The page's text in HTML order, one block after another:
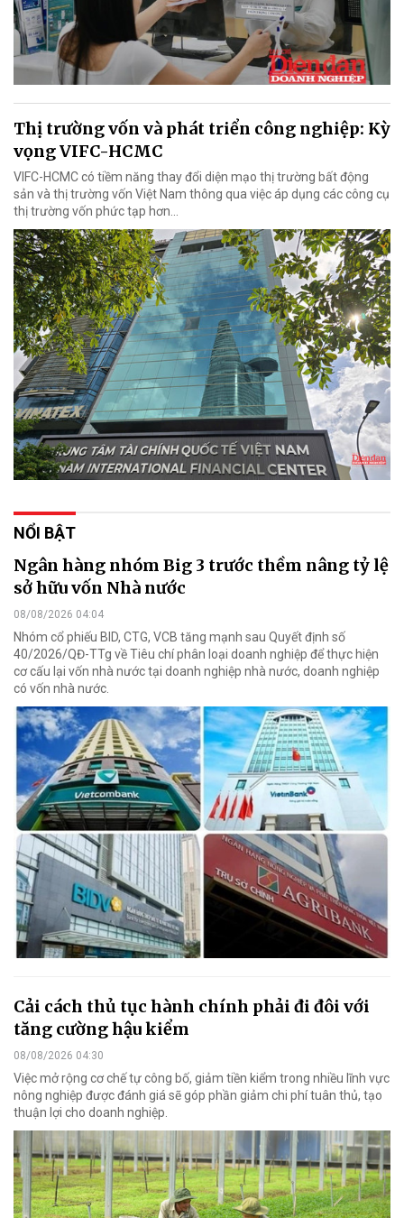
Thị trường vốn và phát triển công nghiệp: Kỳ
vọng VIFC-HCMC
VIFC-HCMC có tiềm năng thay đổi diện mạo thị trường bất động
sản và thị trường vốn Việt Nam thông qua việc áp dụng các công cụ
thị trường vốn phức tạp hơn...
NỔI BẬT
Ngân hàng nhóm Big 3 trước thềm nâng tỷ lệ
sở hữu vốn Nhà nước
08/08/2026 04:04
Nhóm cổ phiếu BID, CTG, VCB tăng mạnh sau Quyết định số
40/2026/QĐ-TTg về Tiêu chí phân loại doanh nghiệp để thực hiện
cơ cấu lại vốn nhà nước tại doanh nghiệp nhà nước, doanh nghiệp
có vốn nhà nước.
Cải cách thủ tục hành chính phải đi đôi với
tăng cường hậu kiểm
08/08/2026 04:30
Việc mở rộng cơ chế tự công bố, giảm tiền kiểm trong nhiều lĩnh vực
nông nghiệp được đánh giá sẽ góp phần giảm chi phí tuân thủ, tạo
thuận lợi cho doanh nghiệp.